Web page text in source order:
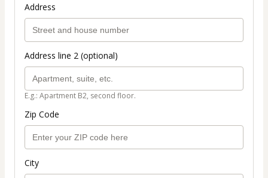
Address
Address line 2 (optional)
E.g.: Apartment B2, second floor.
Zip Code
City